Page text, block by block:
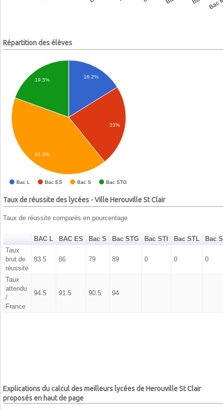
Répartition des élèves
Bac L Bac ES Bac S Bac STG
16.2%
23%
19.5%
41.3%
Taux de réussite des lycées - Ville Herouville St Clair
Taux de réussite comparés en pourcentage
BAC L BAC ES Bac S Bac STG Bac STI Bac STL
Bac
Taux
brut de
réussite
83.5 86 79 89 0 0 0
Taux
attendu
/
France
94.5 91.5 90.5 94
Explications du calcul des meilleurs lycées de Herouville St Clair
proposés en haut de page